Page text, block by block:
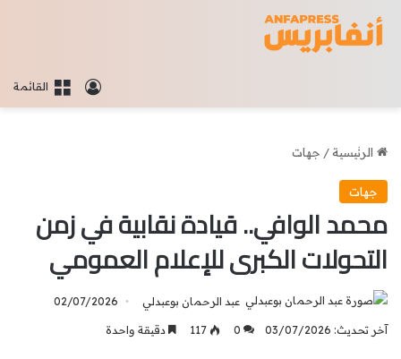
القائمةتسجيل
الرئيسية/ جهات
جهات
محمد الوافي.. قيادة نقابية في زمن
التحولات الكبرى للإعلام العمومي
عبد الرحمان بوعبدلي 02/07/2026
آخر تحديث: 03/07/2026 0
117 دقيقة واحدة